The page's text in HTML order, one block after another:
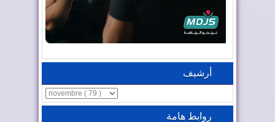
أرشيف
روابط هامة